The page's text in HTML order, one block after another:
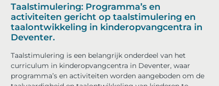
Taalstimulering: Programma’s en
activiteiten gericht op taalstimulering en
taalontwikkeling in kinderopvangcentra in
Deventer.
Taalstimulering is een belangrijk onderdeel van het
curriculum in kinderopvangcentra in Deventer, waar
programma’s en activiteiten worden aangeboden om de